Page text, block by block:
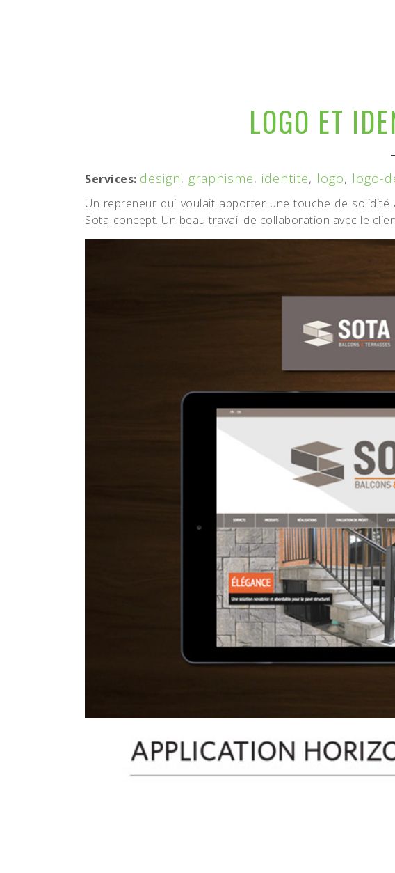
LOGO ET
Services: design, graphisme, identite, logo, logo-
Un repreneur qui voulait apporter une touche de
Sota-concept. Un beau travail de collaboration avec le